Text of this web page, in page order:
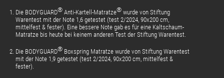
Die BODYGUARD® Anti-Kartell-Matratze® wurde von Stiftung
Warentest mit der Note 1,6 getestet (test 2/2024, 90x200 cm,
mittelfest & fester). Eine bessere Note gab es für eine Kaltschaum-
Matratze bis heute bei keinem anderen Test der Stiftung Warentest.
Die BODYGUARD® Boxspring Matratze wurde von Stiftung Warentest
mit der Note 1,9 getestet (test 2/2024, 90x200 cm, mittelfest &
fester).